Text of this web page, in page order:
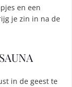
en een
je zin in na de
in de geest te